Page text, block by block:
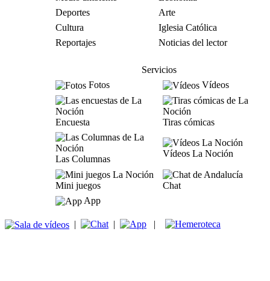
Deportes
Arte
Cultura
Iglesia Católica
Reportajes
Noticias del lector
Servicios
Fotos
Vídeos
Encuesta Tiras cómicas
Las Columnas
Vídeos La Noción
Mini juegos
Chat
App
| | |